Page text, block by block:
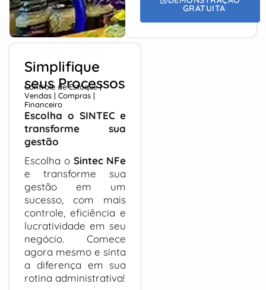
GRATUITA
Simplifique
seus Processos
Controle de Estoque |
Vendas | Compras |
Financeiro
Escolha o SINTEC e
transforme sua
gestão
Escolha o Sintec NFe
e transforme sua
gestão em um
sucesso, com mais
controle, eficiência e
lucratividade em seu
negócio. Comece
agora mesmo e sinta
a diferença em sua
rotina administrativa!